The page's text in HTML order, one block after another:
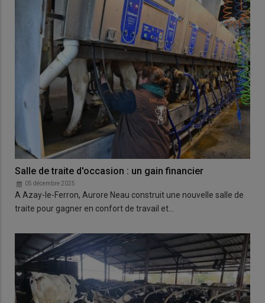
Salle de traite d'occasion : un gain financier
05 décembre 2025
A Azay-le-Ferron, Aurore Neau construit une nouvelle salle de
traite pour gagner en confort de travail et…